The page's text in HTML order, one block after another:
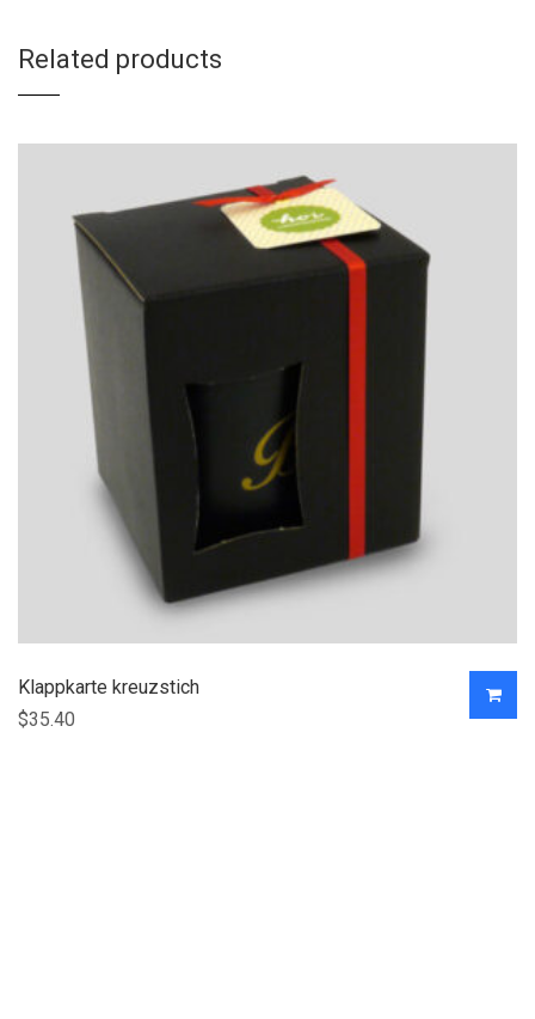
Related products
Klappkarte kreuzstich
$35.40